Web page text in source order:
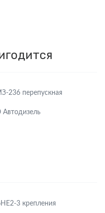
236 перепускная
Автодизель
3 крепления